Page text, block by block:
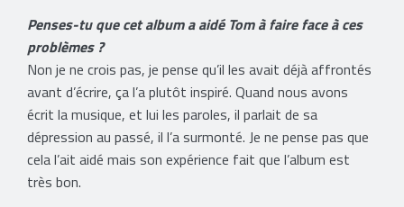
Penses-tu que cet album a aidé Tom à faire face à ces
problèmes ?
Non je ne crois pas, je pense qu’il les avait déjà affrontés
avant d’écrire, ça l’a plutôt inspiré. Quand nous avons
écrit la musique, et lui les paroles, il parlait de sa
dépression au passé, il l’a surmonté. Je ne pense pas que
cela l’ait aidé mais son expérience fait que l’album est
très bon.